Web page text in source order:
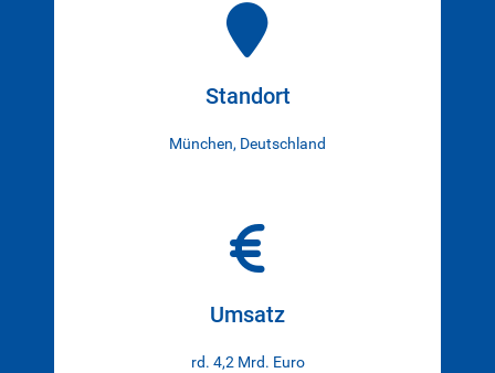
Standort
München, Deutschland
Umsatz
rd. 4,2 Mrd. Euro